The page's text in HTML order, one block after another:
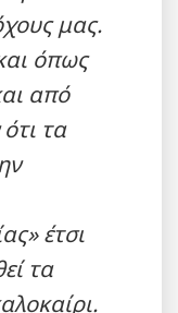
μας.
όπως
από
τα
έτσι
τα